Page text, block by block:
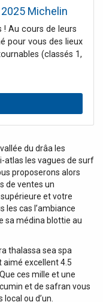
Michelin
! Au cours de leurs
pour vous des lieux
(classés 1,
de génie au
le palais d’un
la médina de
tous les budgets : se
les 6-14 ans) : Le
d’Agadir ; Le
suggestions
en 7 jours ;
jours ; Vallées du
également : - De
les principaux
les infos mises à
et le Rif ;
et la côte
; Marrakech et le
du Sud ; Agadir et
du drâa les
atlas les vagues de surf
proposerons alors
de ventes un
et votre
les cas l’ambiance
sa médina blottie au
thalassa sea spa
aimé excellent 4.5
ces mille et une
et de safran vous
ou d’un.